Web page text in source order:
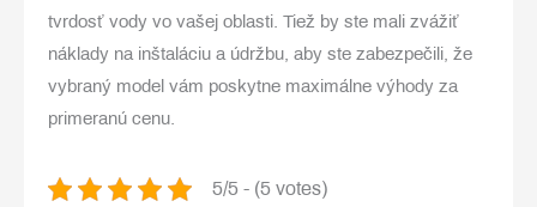
tvrdosť vody vo vašej oblasti. Tiež by ste mali zvážiť
náklady na inštaláciu a údržbu, aby ste zabezpečili, že
vybraný model vám poskytne maximálne výhody za
primeranú cenu.
5/5 - (5 votes)